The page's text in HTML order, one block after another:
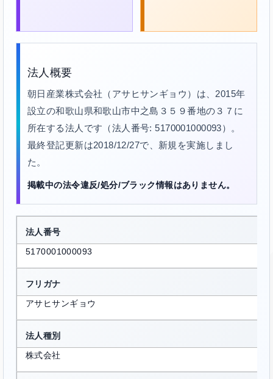
法人概要
朝日産業株式会社（アサヒサンギョウ）は、2015年
設立の和歌山県和歌山市中之島３５９番地の３７に
所在する法人です（法人番号: 5170001000093）。
最終登記更新は2018/12/27で、新規を実施しまし
た。
掲載中の法令違反/処分/ブラック情報はありません。
法人番号
5170001000093
フリガナ
アサヒサンギョウ
法人種別
株式会社